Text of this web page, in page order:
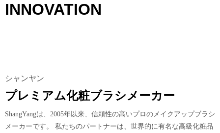
INNOVATION
シャンヤン
プレミアム化粧ブラシメーカー
ShangYangは、2005年以来、信頼性の高いプロのメイクアップブラシ
メーカーです。 私たちのパートナーは、世界的に有名な高級化粧品